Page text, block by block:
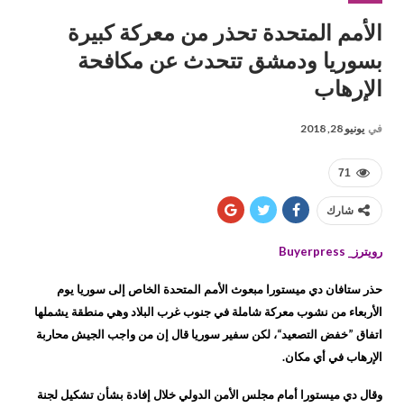
الأمم المتحدة تحذر من معركة كبيرة
بسوريا ودمشق تتحدث عن مكافحة
الإرهاب
في يونيو 28, 2018
71
شارك
رويترز_ Buyerpress
حذر ستافان دي ميستورا مبعوث الأمم المتحدة الخاص إلى سوريا يوم
الأربعاء من نشوب معركة شاملة في جنوب غرب البلاد وهي منطقة يشملها
اتفاق ”خفض التصعيد“، لكن سفير سوريا قال إن من واجب الجيش محاربة
الإرهاب في أي مكان.
وقال دي ميستورا أمام مجلس الأمن الدولي خلال إفادة بشأن تشكيل لجنة